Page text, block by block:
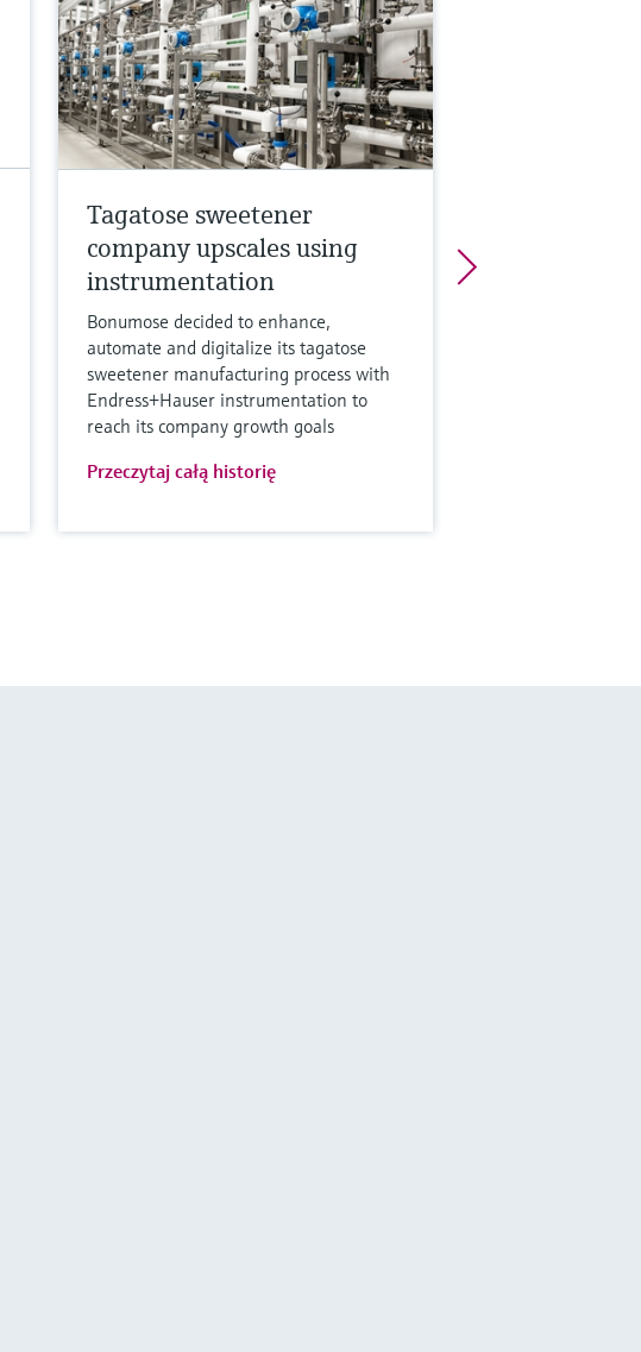
Tagatose sweetener
company upscales using
instrumentation
Bonumose decided to enhance,
automate and digitalize its tagatose
sweetener manufacturing process with
Endress+Hauser instrumentation to
reach its company growth goals
Przeczytaj całą historię